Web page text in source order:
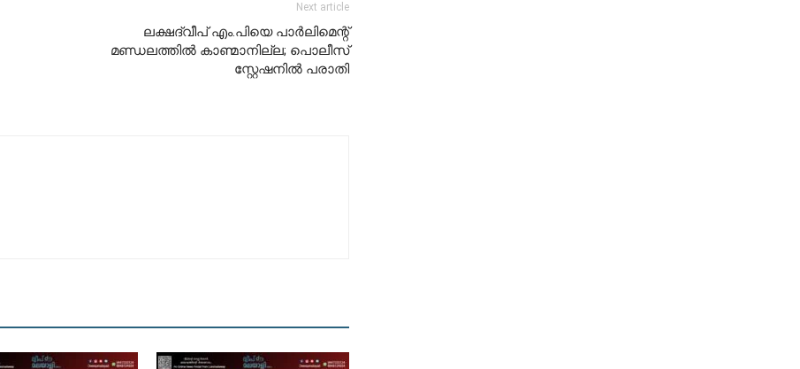
Next article
ലക്ഷദ്വീപ് എം.പിയെ പാർലിമെന്റ്
മണ്ഡലത്തിൽ കാണ്മാനില്ല; പൊലീസ്
സ്റ്റേഷനില്‍ പരാതി